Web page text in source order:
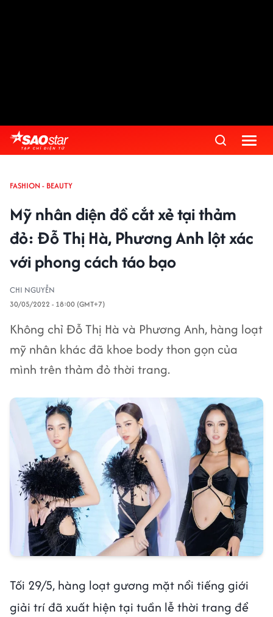
FASHION - BEAUTY
Mỹ nhân diện đồ cắt xẻ tại thảm
đỏ: Đỗ Thị Hà, Phương Anh lột xác
với phong cách táo bạo
CHI NGUYỄN
30/05/2022 - 18:00 (GMT+7)
Không chỉ Đỗ Thị Hà và Phương Anh, hàng loạt
mỹ nhân khác đã khoe body thon gọn của
mình trên thảm đỏ thời trang.
Tối 29/5, hàng loạt gương mặt nổi tiếng giới
giải trí đã xuất hiện tại tuần lễ thời trang để